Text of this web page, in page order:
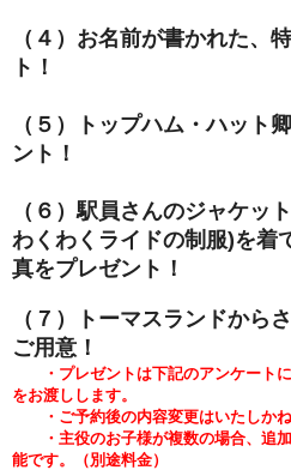
（４）お名前が書かれた、
ト！
（５）トップハム・ハット
ント！
（６）駅員さんのジャケッ
わくわくライドの制服)を着
真をプレゼント！
（７）トーマスランドから
ご用意！
・プレゼントは下記のアンケートに
をお渡しします。
・ご予約後の内容変更はいたしかね
・主役のお子様が複数の場合、追加
能です。（別途料金）